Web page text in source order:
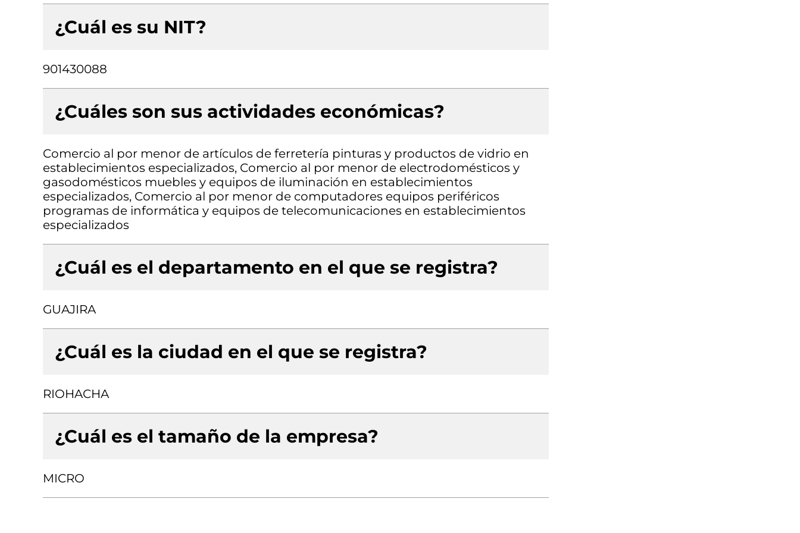
¿Cuál es su NIT?
901430088
¿Cuáles son sus actividades económicas?
Comercio al por menor de artículos de ferretería pinturas y productos de vidrio en
establecimientos especializados, Comercio al por menor de electrodomésticos y
gasodomésticos muebles y equipos de iluminación en establecimientos
especializados, Comercio al por menor de computadores equipos periféricos
programas de informática y equipos de telecomunicaciones en establecimientos
especializados
¿Cuál es el departamento en el que se registra?
GUAJIRA
¿Cuál es la ciudad en el que se registra?
RIOHACHA
¿Cuál es el tamaño de la empresa?
MICRO